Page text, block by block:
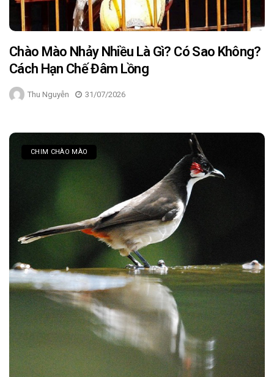
Chào Mào Nhảy Nhiều Là Gì? Có Sao Không?
Cách Hạn Chế Đâm Lồng
Thu Nguyễn 31/07/2026
CHIM CHÀO MÀO